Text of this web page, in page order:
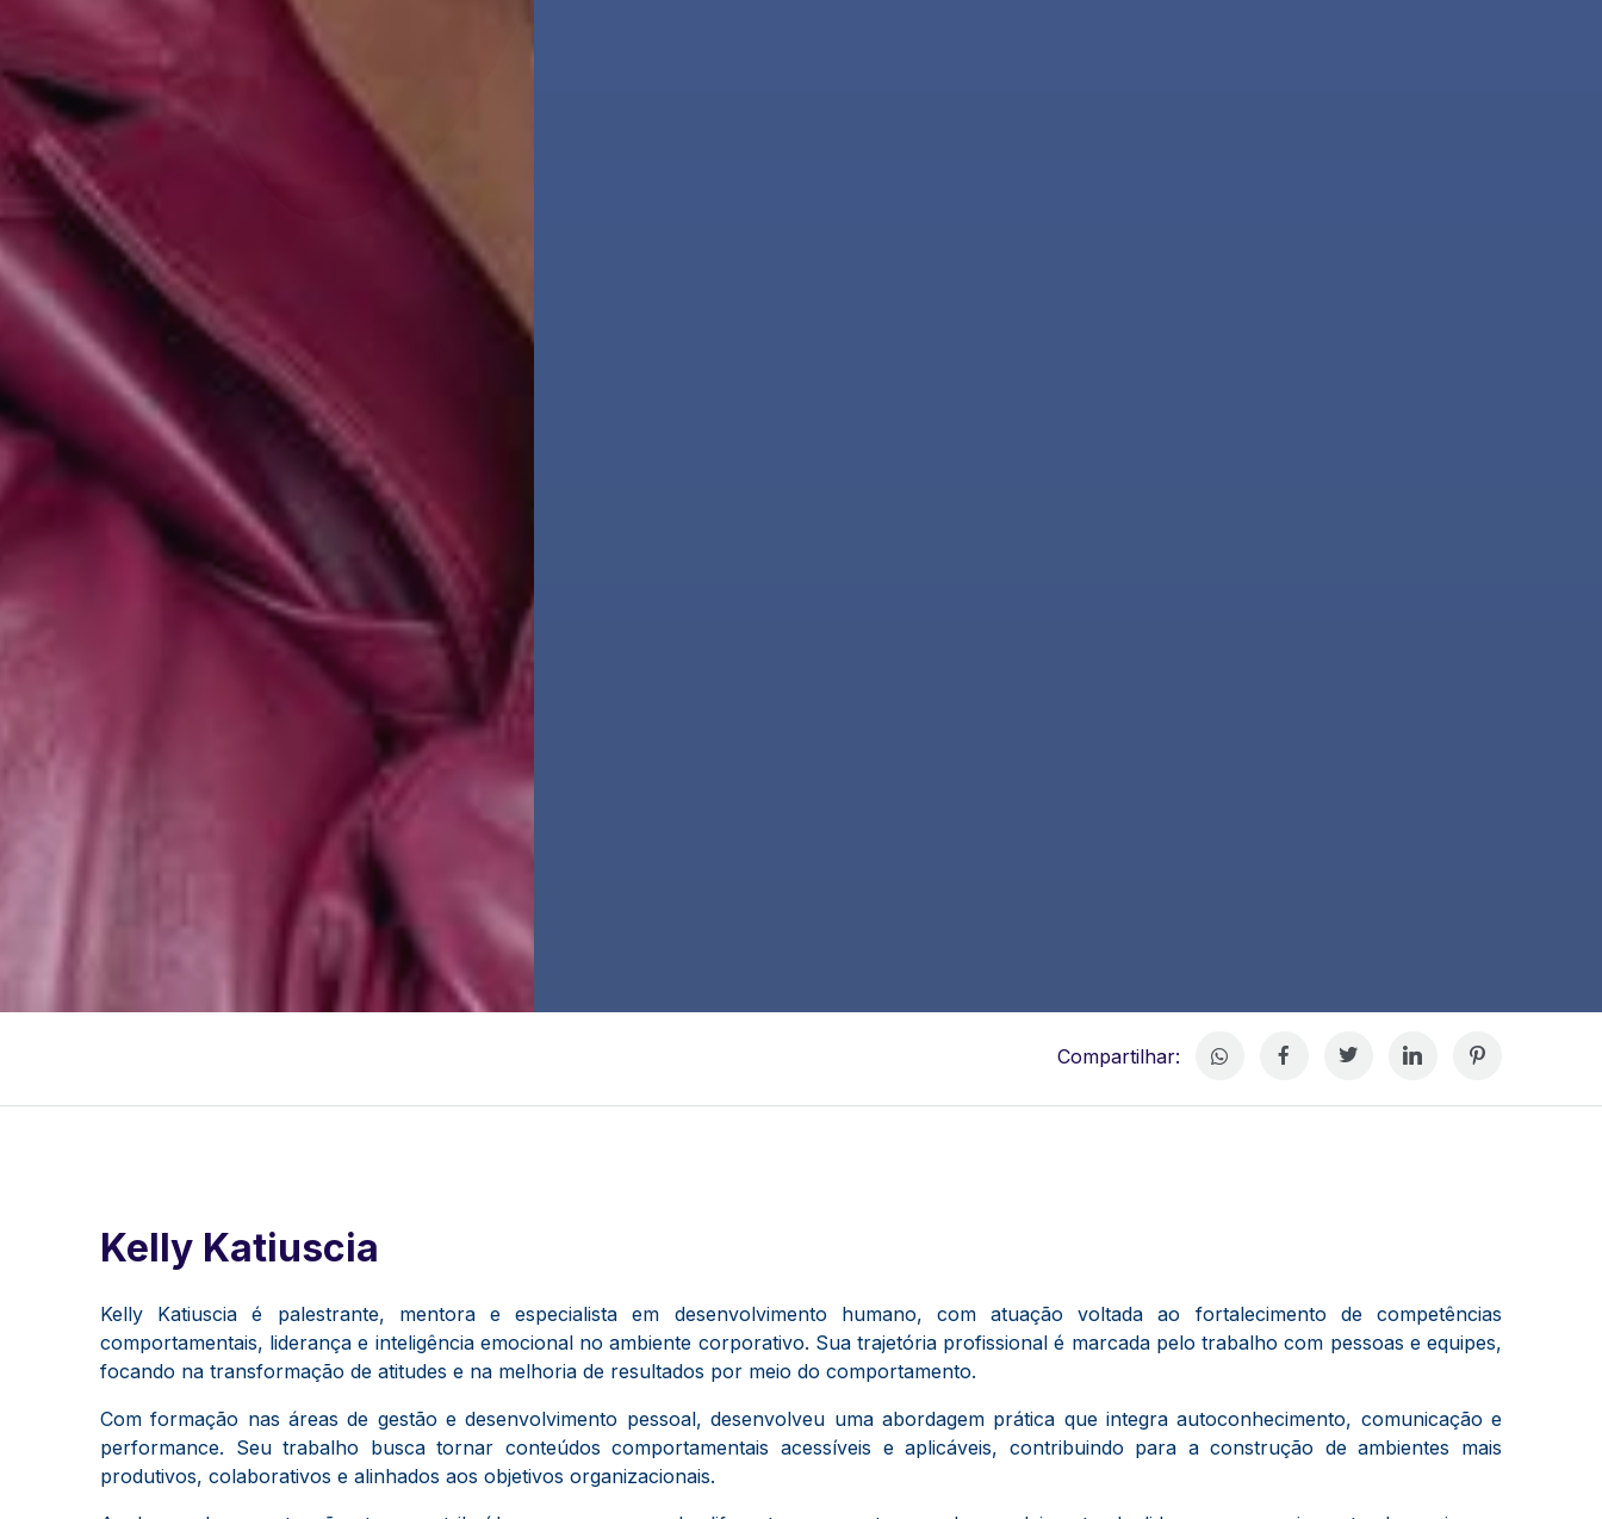
Compartilhar:
Kelly Katiuscia
Kelly Katiuscia é palestrante, mentora e especialista em desenvolvimento humano, com atuação voltada ao fortalecimento de competências
comportamentais, liderança e inteligência emocional no ambiente corporativo. Sua trajetória profissional é marcada pelo trabalho com pessoas e equipes,
focando na transformação de atitudes e na melhoria de resultados por meio do comportamento.
Com formação nas áreas de gestão e desenvolvimento pessoal, desenvolveu uma abordagem prática que integra autoconhecimento, comunicação e
performance. Seu trabalho busca tornar conteúdos comportamentais acessíveis e aplicáveis, contribuindo para a construção de ambientes mais
produtivos, colaborativos e alinhados aos objetivos organizacionais.